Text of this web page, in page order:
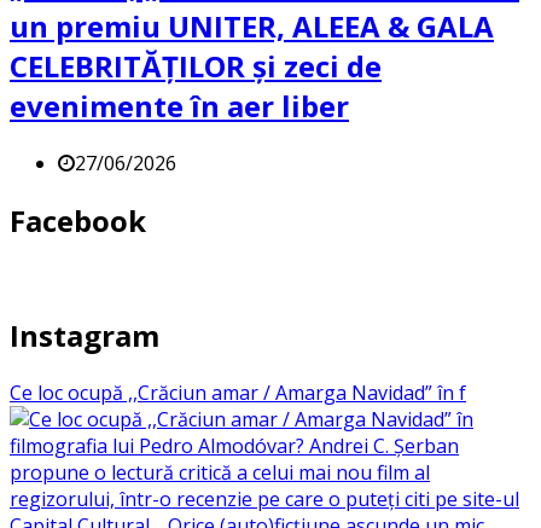
un premiu UNITER, ALEEA & GALA
CELEBRITĂȚILOR și zeci de
evenimente în aer liber
27/06/2026
Facebook
Instagram
Ce loc ocupă ,,Crăciun amar / Amarga Navidad” în f